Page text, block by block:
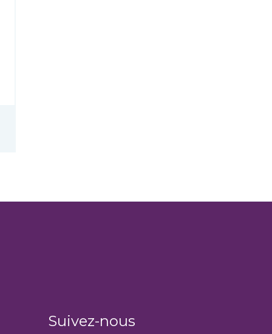
Suivez-nous